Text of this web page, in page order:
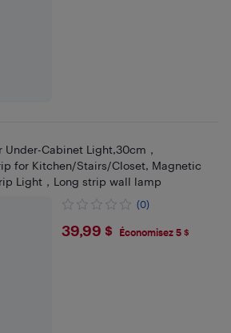
Under-Cabinet Light,30cm，
for Kitchen/Stairs/Closet, Magnetic
Light，Long strip wall lamp
(0)
$39.99
39,99 $ Économisez 5 $